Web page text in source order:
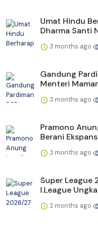
Umat Hindu
Dharma Santi
3 months ago
Gandung
Menteri
3 months ago
Pramono
Berani
3 months ago
Super League
I.League
2 months ago